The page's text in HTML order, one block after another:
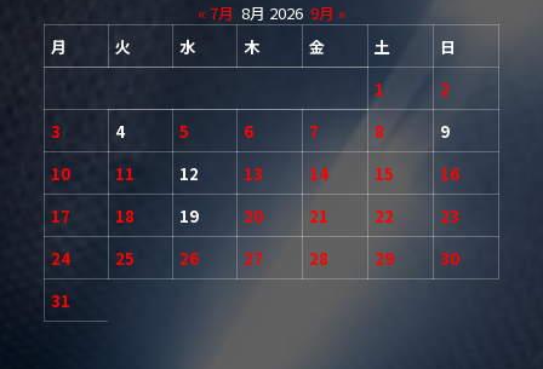
« 7月 8月 2026 9月 »
月
火 水 木 金 土
日
1
2
3
4 5 6 7 8
9
10
11 12 13 14 15
16
17
18 19 20 21 22
23
24
25 26 27 28 29
30
31